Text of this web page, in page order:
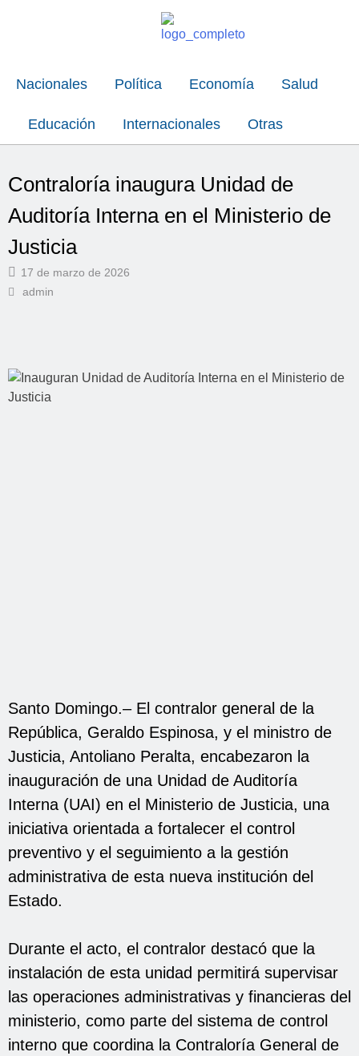
Nacionales Política Economía Salud
Educación Internacionales Otras
Contraloría inaugura Unidad de
Auditoría Interna en el Ministerio de
Justicia
17 de marzo de 2026
admin
Santo Domingo.– El contralor general de la
República, Geraldo Espinosa, y el ministro de
Justicia, Antoliano Peralta, encabezaron la
inauguración de una Unidad de Auditoría
Interna (UAI) en el Ministerio de Justicia, una
iniciativa orientada a fortalecer el control
preventivo y el seguimiento a la gestión
administrativa de esta nueva institución del
Estado.
Durante el acto, el contralor destacó que la
instalación de esta unidad permitirá supervisar
las operaciones administrativas y financieras del
ministerio, como parte del sistema de control
interno que coordina la Contraloría General de